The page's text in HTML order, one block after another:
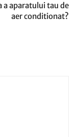
a aparatului tau de
aer conditionat?